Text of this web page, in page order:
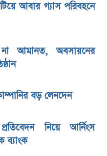
আবার গ্যাস পরিবহনে
আমানত, অবসায়নের
বড় লেনদেন
নিয়ে আর্নিংস
ব্যাংক